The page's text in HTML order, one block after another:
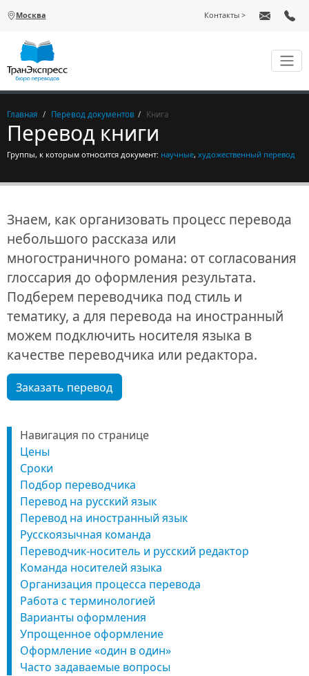
Москва Контакты
Главная Перевод документов Книга
Перевод книги
Группы, к которым относится документ: научные, художественный перевод
Знаем, как организовать процесс перевода
небольшого рассказа или
многостраничного романа: от согласования
глоссария до оформления результата.
Подберем переводчика под стиль и
тематику, а для перевода на иностранный
можем подключить носителя языка в
качестве переводчика или редактора.
Заказать перевод
Навигация по странице
Цены
Сроки
Подбор переводчика
Перевод на русский язык
Перевод на иностранный язык
Русскоязычная команда
Переводчик-носитель и русский редактор
Команда носителей языка
Организация процесса перевода
Работа с терминологией
Варианты оформления
Упрощенное оформление
Оформление «один в один»
Часто задаваемые вопросы